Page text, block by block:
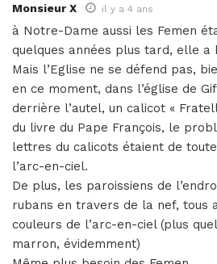
Monsieur X il y a 4 ans
à Notre-Dame aussi les Femen
quelques années plus tard, elle a
Mais l’Eglise ne se défend pas,
en ce moment, dans l’église de
derrière l’autel, un calicot «
du livre du Pape François, le
lettres du calicots étaient de
l’arc-en-ciel.
De plus, les paroissiens de
rubans en travers de la nef, tous
couleurs de l’arc-en-ciel (plus
marron, évidemment)